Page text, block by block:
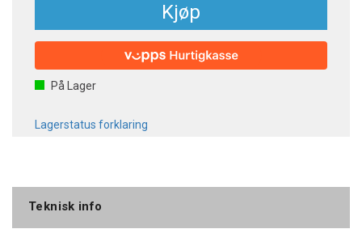
Kjøp
På Lager
Lagerstatus forklaring
Teknisk info